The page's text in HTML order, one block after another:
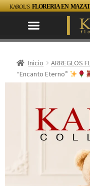
KAROL´S FLORERIA EN
Inicio ARREGLOS
“Encanto Eterno”